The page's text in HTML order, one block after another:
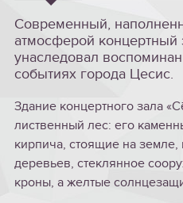
Современный,
атмосферой концертный
унаследовал
событиях города Цесис.
Здание концертного зала
лиственный лес: его
кирпича, стоящие на
деревьев, стеклянное
кроны, а желтые